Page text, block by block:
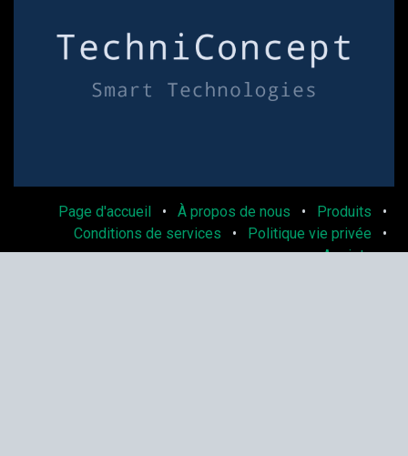
Page d'accueil • À propos de nous • Produits
•
Conditions de services
• Politique vie privée
•
Assistance